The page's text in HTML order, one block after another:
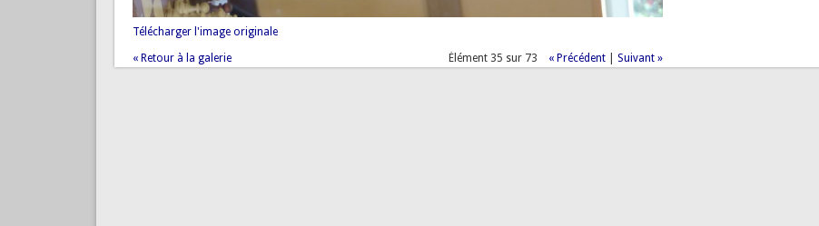
Télécharger l'image originale
« Retour à la galerie Élément 35 sur 73 « Précédent| Suivant »